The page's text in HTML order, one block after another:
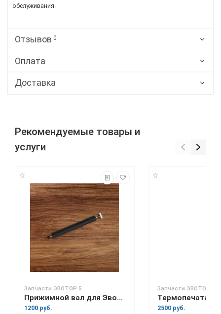
обслуживания.
Отзывов 0
Оплата
Доставка
Рекомендуемые товары и
услуги
Запчасти ЭВОТОР 5
Прижимной вал для Эвотор 5
1200 руб.
Запчасти ЭВОТОР 5
2500 руб.